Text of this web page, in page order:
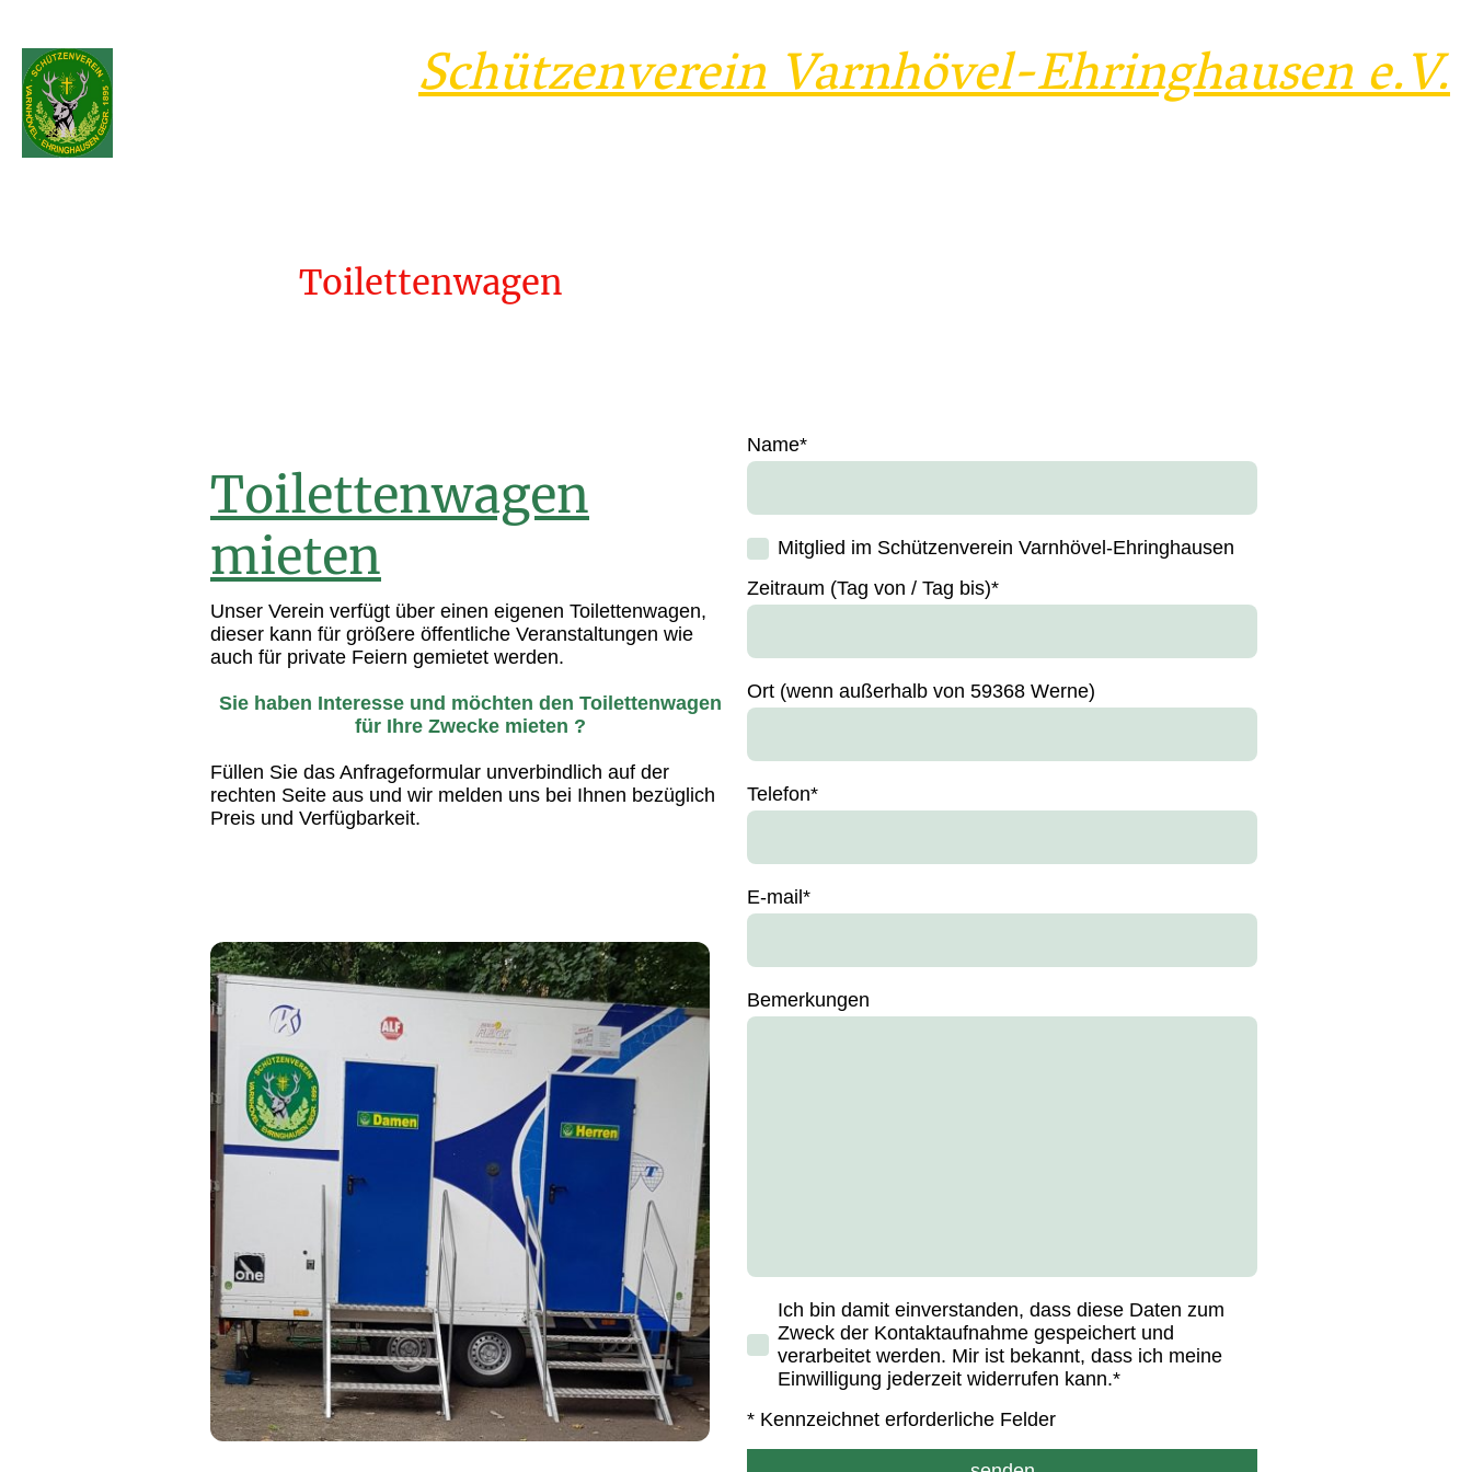
Schützenverein Varnhövel-Ehringhausen e.V.
Toilettenwagen
Toilettenwagen
mieten
Unser Verein verfügt über einen eigenen Toilettenwagen,
dieser kann für größere öffentliche Veranstaltungen wie
auch für private Feiern gemietet werden.
Sie haben Interesse und möchten den Toilettenwagen
für Ihre Zwecke mieten ?
Füllen Sie das Anfrageformular unverbindlich auf der
rechten Seite aus und wir melden uns bei Ihnen bezüglich
Preis und Verfügbarkeit.
Name*
Mitglied im Schützenverein Varnhövel-Ehringhausen
Zeitraum (Tag von / Tag bis)*
Ort (wenn außerhalb von 59368 Werne)
Telefon*
E-mail *
Bemerkungen
Ich bin damit einverstanden, dass diese Daten zum
Zweck der Kontaktaufnahme gespeichert und
verarbeitet werden. Mir ist bekannt, dass ich meine
Einwilligung jederzeit widerrufen kann.*
* Kennzeichnet erforderliche Felder